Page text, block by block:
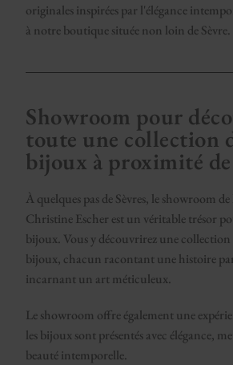
originales inspirées par l'élégance
à notre boutique située non loin de Sèvre.
Showroom pour
toute une collection
bijoux à proximité de
À quelques pas de Sèvres, le showroom
Christine Escher est un véritable trésor
bijoux. Vous y découvrirez une
bijoux, chacun racontant une histoire
incarnant un art méticuleux.
Le showroom offre également une
les bijoux sont présentés avec élégance,
beauté intemporelle.